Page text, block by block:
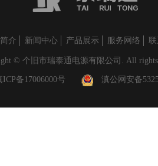
介 新闻中心 产品展示 服务网络
© 个旧市瑞泰通电源有限公司. All rights
ICP备17006000号 滇公网安备